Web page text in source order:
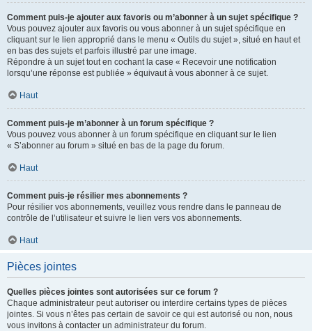
Comment puis-je ajouter aux favoris ou m’abonner à un sujet spécifique ?
Vous pouvez ajouter aux favoris ou vous abonner à un sujet spécifique en
cliquant sur le lien approprié dans le menu « Outils du sujet », situé en haut et
en bas des sujets et parfois illustré par une image.
Répondre à un sujet tout en cochant la case « Recevoir une notification
lorsqu’une réponse est publiée » équivaut à vous abonner à ce sujet.
Haut
Comment puis-je m’abonner à un forum spécifique ?
Vous pouvez vous abonner à un forum spécifique en cliquant sur le lien
« S’abonner au forum » situé en bas de la page du forum.
Haut
Comment puis-je résilier mes abonnements ?
Pour résilier vos abonnements, veuillez vous rendre dans le panneau de
contrôle de l’utilisateur et suivre le lien vers vos abonnements.
Haut
Pièces jointes
Quelles pièces jointes sont autorisées sur ce forum ?
Chaque administrateur peut autoriser ou interdire certains types de pièces
jointes. Si vous n’êtes pas certain de savoir ce qui est autorisé ou non, nous
vous invitons à contacter un administrateur du forum.